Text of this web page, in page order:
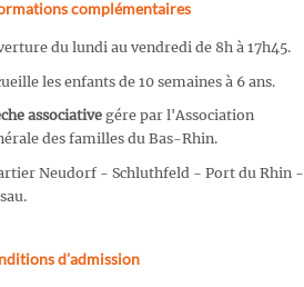
complémentaires
du lundi au vendredi de 8h à 17h45.
les enfants de 10 semaines à 6 ans.
associativegére par l'Association
des familles du Bas-Rhin.
Neudorf - Schluthfeld - Port du Rhin -
d'admission